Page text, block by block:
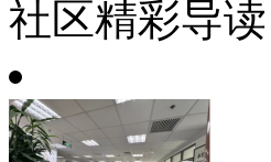
社区精彩导读